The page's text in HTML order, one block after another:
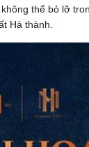
thể bỏ lỡ
Hà thành.